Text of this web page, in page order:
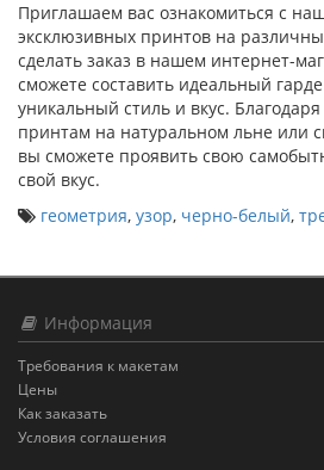
Приглашаем вас ознакомиться с
эксклюзивных принтов на
сделать заказ в нашем интернет-
сможете составить идеальный
уникальный стиль и вкус.
принтам на натуральном льне или
вы сможете проявить свою
свой вкус.
геометрия, узор, черно-белый,
Информация
Требования к макетам
Цены
Как заказать
Условия соглашения